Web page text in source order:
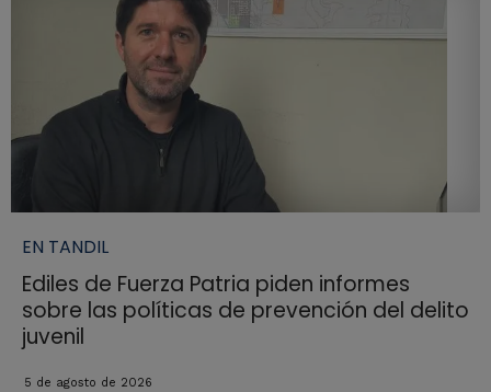
EN TANDIL
Ediles de Fuerza Patria piden informes
sobre las políticas de prevención del delito
juvenil
5 de agosto de 2026